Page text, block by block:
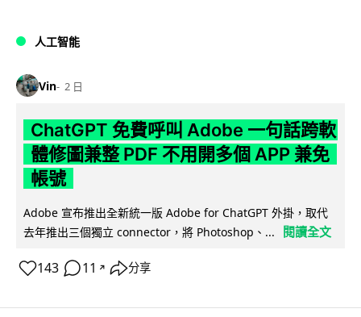
人工智能
Vin 2 日
ChatGPT 免費呼叫 Adobe 一句話跨軟
體修圖兼整 PDF 不用開多個 APP 兼免
帳號
Adobe 宣布推出全新統一版 Adobe for ChatGPT 外掛，取代
去年推出三個獨立 connector，將 Photoshop、...
閱讀全文
143 11 ↗ 分享